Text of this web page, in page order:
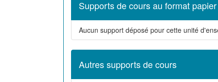
Supports de cours au format papier
Aucun support déposé pour cette unité
Autres supports de cours